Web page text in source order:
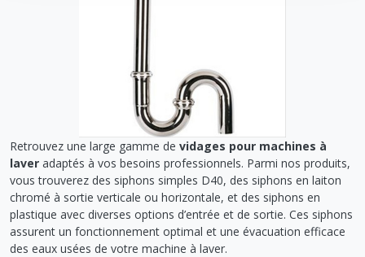
Retrouvez une large gamme de vidages pour machines à
laver adaptés à vos besoins professionnels. Parmi nos produits,
vous trouverez des siphons simples D40, des siphons en laiton
chromé à sortie verticale ou horizontale, et des siphons en
plastique avec diverses options d’entrée et de sortie. Ces siphons
assurent un fonctionnement optimal et une évacuation efficace
des eaux usées de votre machine à laver.